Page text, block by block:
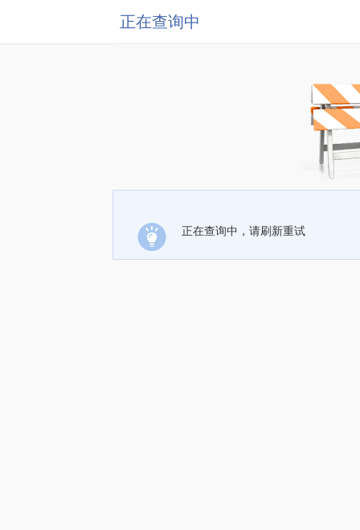
正在查询中
正在查询中，请刷新重试